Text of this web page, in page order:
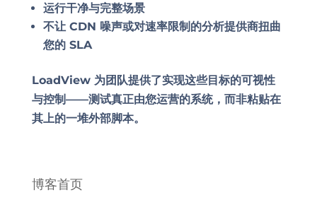
运行干净与完整场景
不让 CDN 噪声或对速率限制的分析提供商扭曲
您的 SLA
LoadView 为团队提供了实现这些目标的可视性
与控制——测试真正由您运营的系统，而非粘贴在
其上的一堆外部脚本。
博客首页